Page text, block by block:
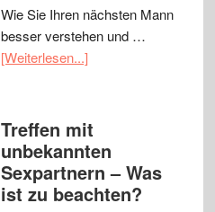
Wie Sie Ihren nächsten Mann
besser verstehen und …
[Weiterlesen...]
Treffen mit
unbekannten
Sexpartnern – Was
ist zu beachten?